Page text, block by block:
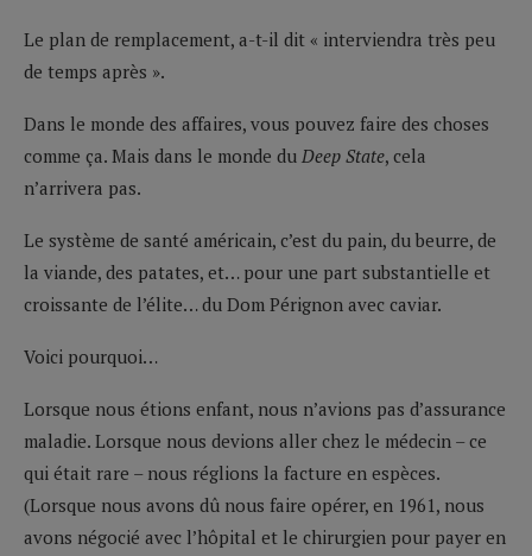
Le plan de remplacement, a-t-il dit « interviendra très peu
de temps après ».
Dans le monde des affaires, vous pouvez faire des choses
comme ça. Mais dans le monde du Deep State, cela
n’arrivera pas.
Le système de santé américain, c’est du pain, du beurre, de
la viande, des patates, et… pour une part substantielle et
croissante de l’élite… du Dom Pérignon avec caviar.
Voici pourquoi…
Lorsque nous étions enfant, nous n’avions pas d’assurance
maladie. Lorsque nous devions aller chez le médecin – ce
qui était rare – nous réglions la facture en espèces.
(Lorsque nous avons dû nous faire opérer, en 1961, nous
avons négocié avec l’hôpital et le chirurgien pour payer en